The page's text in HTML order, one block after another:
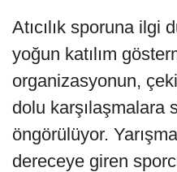
Atıcılık sporuna ilgi
yoğun katılım
organizasyonun,
dolu karşılaşmalara
öngörülüyor.
dereceye giren